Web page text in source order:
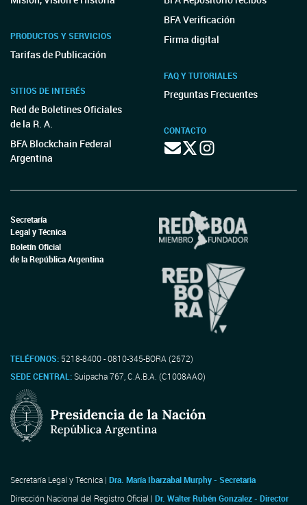
PRODUCTOS Y SERVICIOS
Tarifas de Publicación
SITIOS DE INTERÉS
Red de Boletines Oficiales
de la R. A.
BFA Blockchain Federal
Argentina
BFA Verificación
Firma digital
FAQ Y TUTORIALES
Preguntas Frecuentes
CONTACTO
Secretaría
Legal y Técnica
Boletín Oficial
de la República Argentina
TELÉFONOS: 5218-8400 - 0810-345-BORA (2672)
SEDE CENTRAL:Suipacha 767, C.A.B.A. (C1008AAO)
Secretaría Legal y Técnica | Dra. María Ibarzabal Murphy - Secretaria
Dirección Nacional del Registro Oficial | Dr. Walter Rubén Gonzalez - Director